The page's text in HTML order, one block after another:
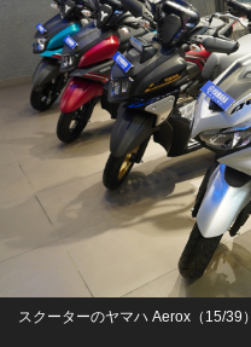
スクーターのヤマハ Aerox（15/39）